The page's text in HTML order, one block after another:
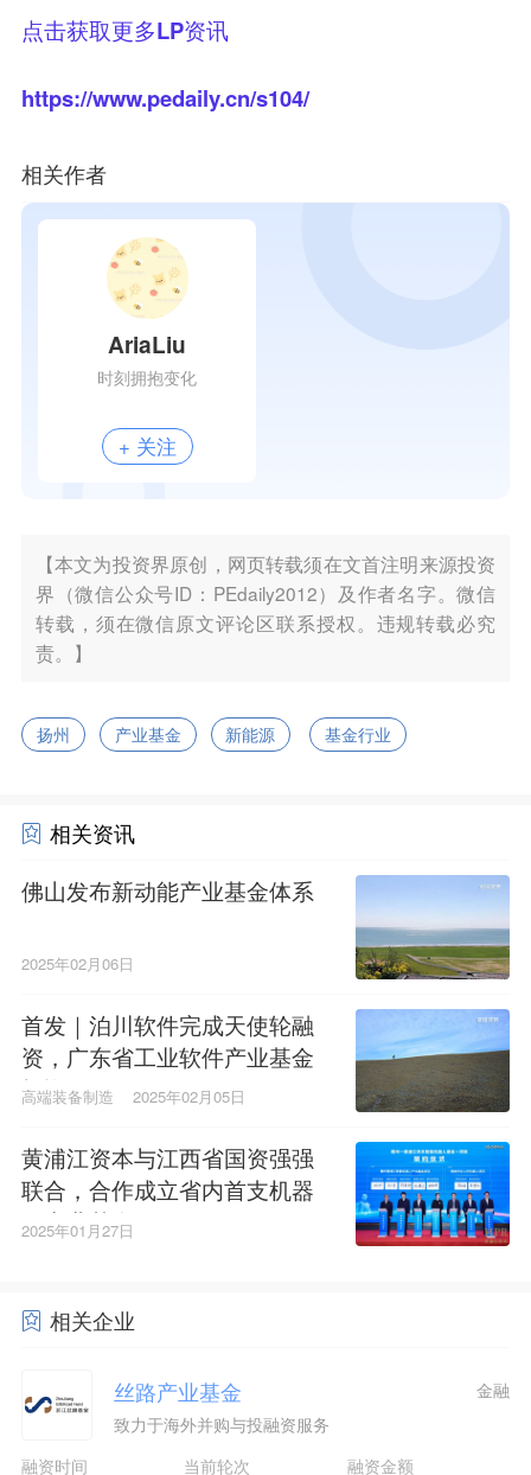
点击获取更多LP资讯
https://www.pedaily.cn/s104/
相关作者
AriaLiu
时刻拥抱变化
+ 关注
【本文为投资界原创，网页转载须在文首注明来源投资
界（微信公众号ID：PEdaily2012）及作者名字。微信
转载，须在微信原文评论区联系授权。违规转载必究
责。】
扬州 产业基金 新能源 基金行业
相关资讯
佛山发布新动能产业基金体系
2025年02月06日
首发｜泊川软件完成天使轮融
资，广东省工业软件产业基金
投资
高端装备制造 2025年02月05日
黄浦江资本与江西省国资强强
联合，合作成立省内首支机器
人产业基金
2025年01月27日
相关企业
丝路产业基金
致力于海外并购与投融资服务
金融
融资时间 当前轮次 融资金额